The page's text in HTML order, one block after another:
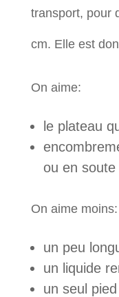
transport, pour
cm. Elle est
On aime:
le plateau
ou en soute
On aime moins:
un peu
un liquide
un seul